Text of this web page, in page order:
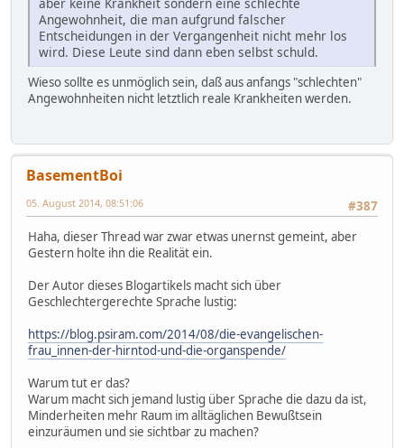
Angewohnheit, die man aufgrund falscher
Entscheidungen in der Vergangenheit nicht mehr los
wird. Diese Leute sind dann eben selbst schuld.
Wieso sollte es unmöglich sein, daß aus anfangs "schlechten"
Angewohnheiten nicht letztlich reale Krankheiten werden.
BasementBoi
#387
05. August 2014, 08:51:06
Haha, dieser Thread war zwar etwas unernst gemeint, aber
Gestern holte ihn die Realität ein.
Der Autor dieses Blogartikels macht sich über
Geschlechtergerechte Sprache lustig:
https://blog.psiram.com/2014/08/die-evangelischen-
frau_innen-der-hirntod-und-die-organspende/
Warum tut er das?
Warum macht sich jemand lustig über Sprache die dazu da ist,
Minderheiten mehr Raum im alltäglichen Bewußtsein
einzuräumen und sie sichtbar zu machen?